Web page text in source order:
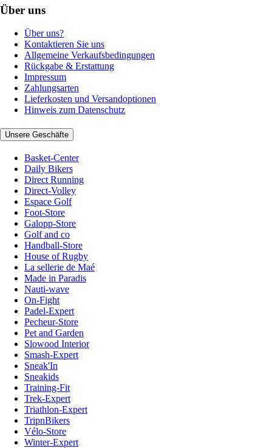
Über uns
Über uns?
Kontaktieren Sie uns
Allgemeine Verkaufsbedingungen
Rückgabe & Erstattung
Impressum
Zahlungsarten
Lieferkosten und Versandoptionen
Hinweis zum Datenschutz
Unsere Geschäfte
Basket-Center
Daily Bikers
Direct Running
Direct-Volley
Espace Golf
Foot-Store
Galopp-Store
Golf and co
Handball-Store
House of Rugby
La sellerie de Maé
Made in Paradis
Nauti-wave
On-Fight
Padel-Expert
Pecheur-Store
Pet and Garden
Slowood Interior
Smash-Expert
Sneak'In
Sneakids
Training-Fit
Trek-Expert
Triathlon-Expert
TripnBikers
Vélo-Store
Winter-Expert